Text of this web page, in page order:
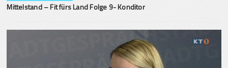
Mittelstand – Fit fürs Land Folge 9- Konditor